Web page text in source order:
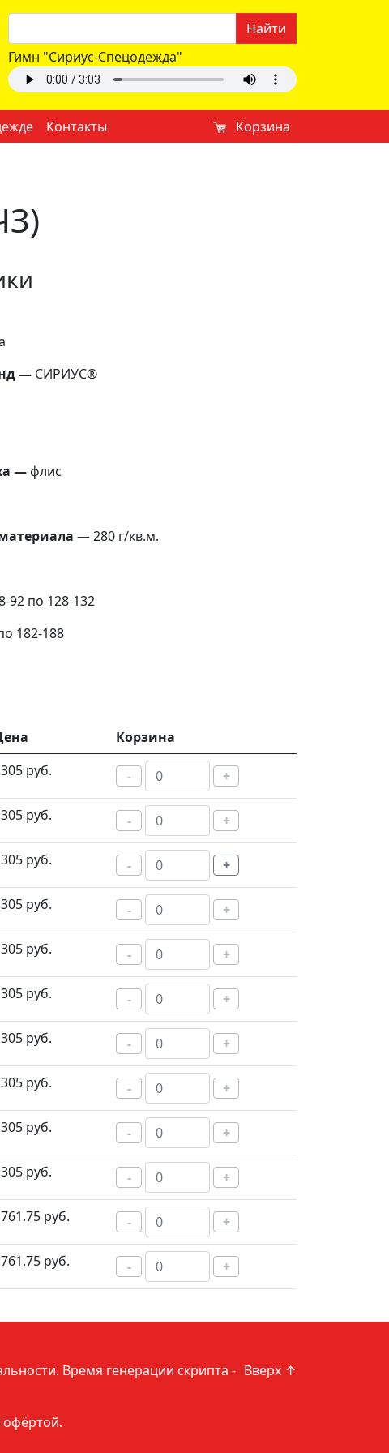
Найти
Гимн "Сириус-Спецодежда"
Контакты Корзина
— СИРИУС®
—флис
—280 г/кв.м.
92 по 128-132
182-188
Корзина
руб. - +
руб. - +
руб. - +
руб. - +
руб. - +
руб. - +
руб. - +
руб. - +
руб. - +
руб. - +
руб. - +
руб. - +
Вверх ↑
. Время генерации скрипта -